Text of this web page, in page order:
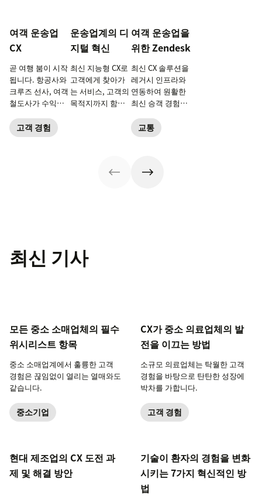
여객 운송업
CX
곧 여행 붐이 시작
됩니다. 항공사와
크루즈 선사, 여객
철도사가 수익을
객을 만들기 위해
서는 기업의 CX를
고객 경험
운송업계의 디
지털 혁신
최신 지능형 CX로
고객에게 찾아가
는 서비스, 고객의
목적지까지 함께
여객 운송업을
위한 Zendesk
최신 CX 솔루션을
레거시 인프라와
연동하여 원활한
최신 승객 경험을
확인해 보세요.
교통
최신 기사
모든 중소 소매업체의 필수
위시리스트 항목
중소 소매업계에서 훌륭한 고객
경험은 끊임없이 열리는 열매와도
같습니다.
중소기업
CX가 중소 의료업체의 발
전을 이끄는 방법
소규모 의료업체는 탁월한 고객
경험을 바탕으로 탄탄한 성장에
박차를 가합니다.
고객 경험
현대 제조업의 CX 도전 과
제 및 해결 방안
기술이 환자의 경험을 변화
시키는 7가지 혁신적인 방
법